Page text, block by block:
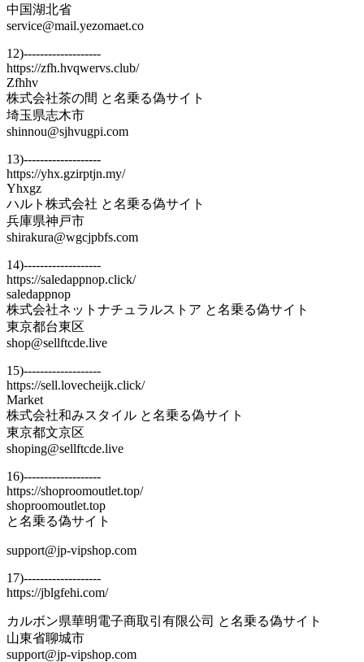
中国湖北省
service@mail.yezomaet.co
12)-------------------
https://zfh.hvqwervs.club/
Zfhhv
株式会社茶の間 と名乗る偽サイト
埼玉県志木市
shinnou@sjhvugpi.com
13)-------------------
https://yhx.gzirptjn.my/
Yhxgz
ハルト株式会社 と名乗る偽サイト
兵庫県神戸市
shirakura@wgcjpbfs.com
14)-------------------
https://saledappnop.click/
saledappnop
株式会社ネットナチュラルストア と名乗る偽サイト
東京都台東区
shop@sellftcde.live
15)-------------------
https://sell.lovecheijk.click/
Market
株式会社和みスタイル と名乗る偽サイト
東京都文京区
shoping@sellftcde.live
16)-------------------
https://shoproomoutlet.top/
shoproomoutlet.top
と名乗る偽サイト
support@jp-vipshop.com
17)-------------------
https://jblgfehi.com/
カルボン県華明電子商取引有限公司 と名乗る偽サイト
山東省聊城市
support@jp-vipshop.com